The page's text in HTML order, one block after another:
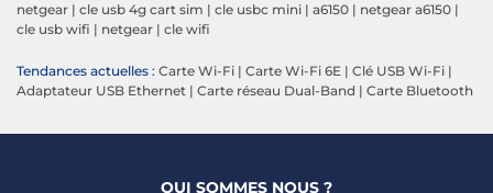
netgear | cle usb 4g cart sim | cle usbc mini | a6150 | netgear a6150 |
cle usb wifi | netgear | cle wifi
Tendances actuelles : Carte Wi-Fi | Carte Wi-Fi 6E | Clé USB Wi-Fi |
Adaptateur USB Ethernet | Carte réseau Dual-Band | Carte Bluetooth
QUI SOMMES NOUS ?